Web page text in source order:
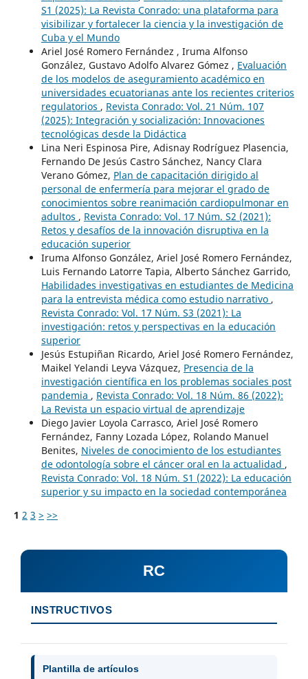
S1 (2025): La Revista Conrado: una plataforma para
visibilizar y fortalecer la ciencia y la investigación de
Cuba y el Mundo
Ariel José Romero Fernández , Iruma Alfonso
González, Gustavo Adolfo Alvarez Gómez , Evaluación
de los modelos de aseguramiento académico en
universidades ecuatorianas ante los recientes criterios
regulatorios , Revista Conrado: Vol. 21 Núm. 107
(2025): Integración y socialización: Innovaciones
tecnológicas desde la Didáctica
Lina Neri Espinosa Pire, Adisnay Rodríguez Plasencia,
Fernando De Jesús Castro Sánchez, Nancy Clara
Verano Gómez, Plan de capacitación dirigido al
personal de enfermería para mejorar el grado de
conocimientos sobre reanimación cardiopulmonar en
adultos , Revista Conrado: Vol. 17 Núm. S2 (2021):
Retos y desafíos de la innovación disruptiva en la
educación superior
Iruma Alfonso González, Ariel José Romero Fernández,
Luis Fernando Latorre Tapia, Alberto Sánchez Garrido,
Habilidades investigativas en estudiantes de Medicina
para la entrevista médica como estudio narrativo ,
Revista Conrado: Vol. 17 Núm. S3 (2021): La
investigación: retos y perspectivas en la educación
superior
Jesús Estupiñan Ricardo, Ariel José Romero Fernández,
Maikel Yelandi Leyva Vázquez, Presencia de la
investigación científica en los problemas sociales post
pandemia , Revista Conrado: Vol. 18 Núm. 86 (2022):
La Revista un espacio virtual de aprendizaje
Diego Javier Loyola Carrasco, Ariel José Romero
Fernández, Fanny Lozada López, Rolando Manuel
Benites, Niveles de conocimiento de los estudiantes
de odontología sobre el cáncer oral en la actualidad ,
Revista Conrado: Vol. 18 Núm. S1 (2022): La educación
superior y su impacto en la sociedad contemporánea
1 2 3 > >>
RC
INSTRUCTIVOS
Plantilla de artículos